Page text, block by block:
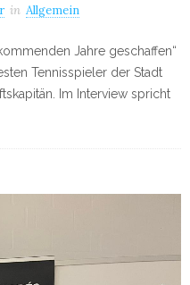
in Allgemein
Jahre geschaffen“
Tennisspieler der Stadt
Im Interview spricht